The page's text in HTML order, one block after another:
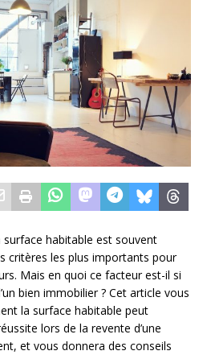
surface habitable est souvent
critères les plus importants pour
Mais en quoi ce facteur est-il si
bien immobilier ? Cet article vous
la surface habitable peut
lors de la revente d’une
et vous donnera des conseils